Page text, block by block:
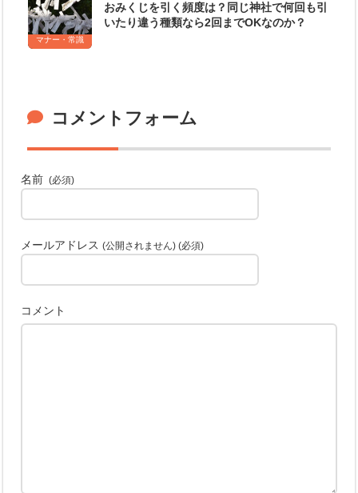
マナー・常識
おみくじを引く頻度は？同じ神社で何回も引
いたり違う種類なら2回までOKなのか？
コメントフォーム
名前 (必須)
メールアドレス(公開されません) (必須)
コメント